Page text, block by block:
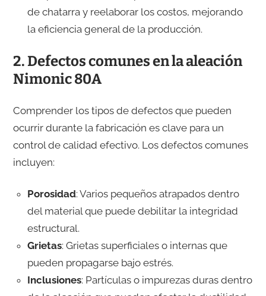
de chatarra y reelaborar los costos, mejorando
la eficiencia general de la producción.
2. Defectos comunes en la aleación
Nimonic 80A
Comprender los tipos de defectos que pueden
ocurrir durante la fabricación es clave para un
control de calidad efectivo. Los defectos comunes
incluyen:
Porosidad: Varios pequeños atrapados dentro
del material que puede debilitar la integridad
estructural.
Grietas: Grietas superficiales o internas que
pueden propagarse bajo estrés.
Inclusiones: Partículas o impurezas duras dentro